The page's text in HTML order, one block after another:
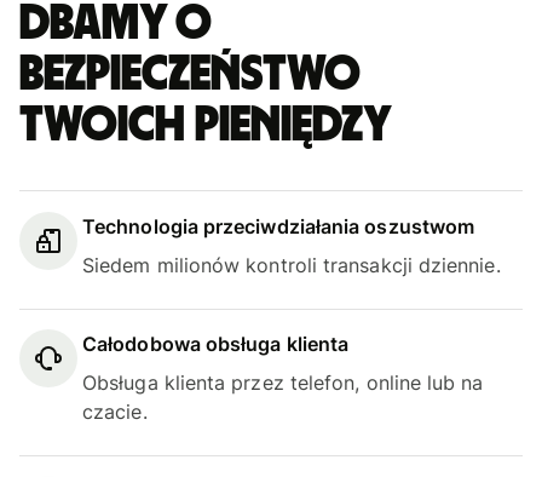
Dbamy o
bezpieczeństwo
Twoich pieniędzy
Technologia przeciwdziałania oszustwom
Siedem milionów kontroli transakcji dziennie.
Całodobowa obsługa klienta
Obsługa klienta przez telefon, online lub na
czacie.